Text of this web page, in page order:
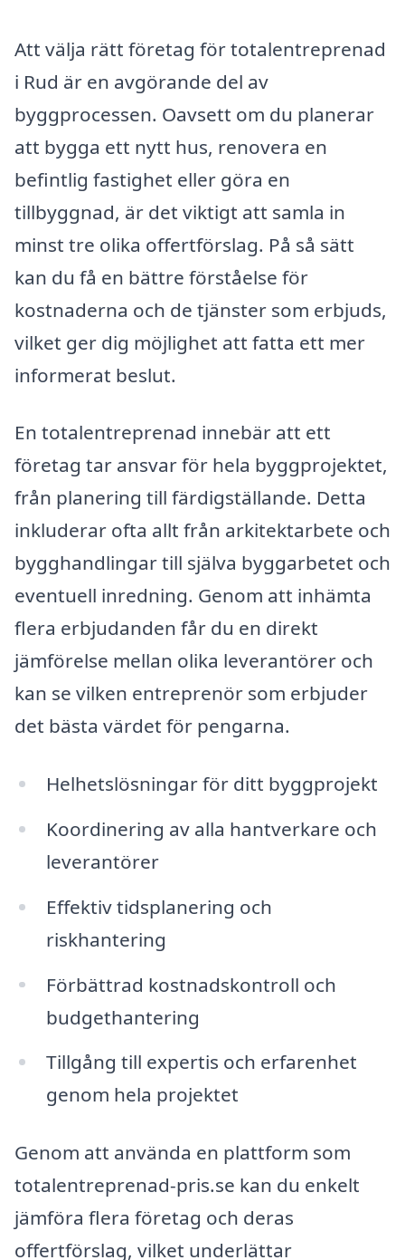
Att välja rätt företag för totalentreprenad
i Rud är en avgörande del av
byggprocessen. Oavsett om du planerar
att bygga ett nytt hus, renovera en
befintlig fastighet eller göra en
tillbyggnad, är det viktigt att samla in
minst tre olika offertförslag. På så sätt
kan du få en bättre förståelse för
kostnaderna och de tjänster som erbjuds,
vilket ger dig möjlighet att fatta ett mer
informerat beslut.
En totalentreprenad innebär att ett
företag tar ansvar för hela byggprojektet,
från planering till färdigställande. Detta
inkluderar ofta allt från arkitektarbete och
bygghandlingar till själva byggarbetet och
eventuell inredning. Genom att inhämta
flera erbjudanden får du en direkt
jämförelse mellan olika leverantörer och
kan se vilken entreprenör som erbjuder
det bästa värdet för pengarna.
Helhetslösningar för ditt byggprojekt
Koordinering av alla hantverkare och
leverantörer
Effektiv tidsplanering och
riskhantering
Förbättrad kostnadskontroll och
budgethantering
Tillgång till expertis och erfarenhet
genom hela projektet
Genom att använda en plattform som
totalentreprenad-pris.se kan du enkelt
jämföra flera företag och deras
offertförslag, vilket underlättar